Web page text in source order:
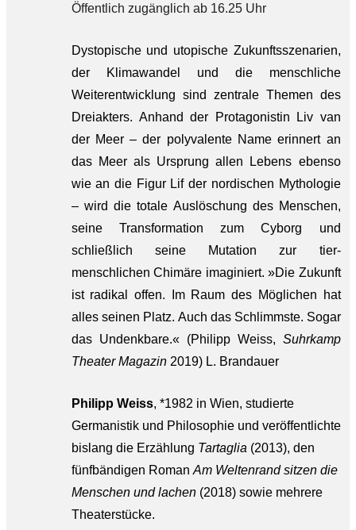
Öffentlich zugänglich ab 16.25 Uhr
Dystopische und utopische Zukunftsszenarien,
der Klimawandel und die menschliche
Weiterentwicklung sind zentrale Themen des
Dreiakters. Anhand der Protagonistin Liv van
der Meer – der polyvalente Name erinnert an
das Meer als Ursprung allen Lebens ebenso
wie an die Figur Lif der nordischen Mythologie
– wird die totale Auslöschung des Menschen,
seine Transformation zum Cyborg und
schließlich seine Mutation zur tier-
menschlichen Chimäre imaginiert. »Die Zukunft
ist radikal offen. Im Raum des Möglichen hat
alles seinen Platz. Auch das Schlimmste. Sogar
das Undenkbare.« (Philipp Weiss, Suhrkamp
Theater Magazin2019) L. Brandauer
Philipp Weiss, *1982 in Wien, studierte
Germanistik und Philosophie und veröffentlichte
bislang die Erzählung Tartaglia (2013), den
fünfbändigen Roman Am Weltenrand sitzen die
Menschen und lachen(2018) sowie mehrere
Theaterstücke.